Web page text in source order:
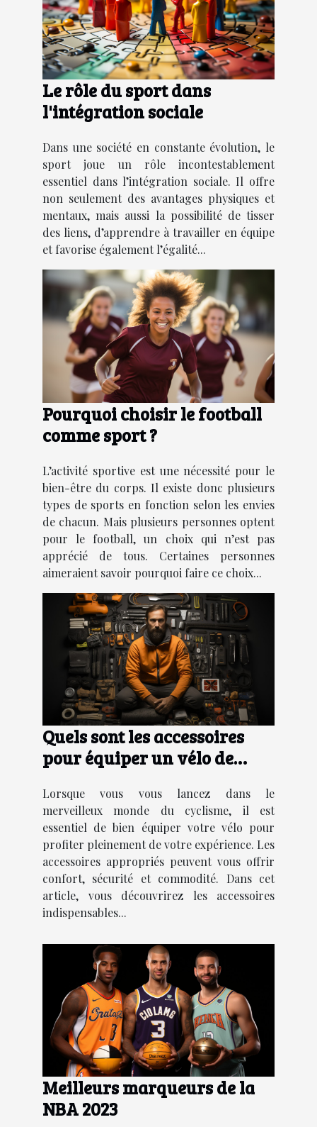
Le rôle du sport dans
l'intégration sociale
Dans une société en constante évolution, le
sport joue un rôle incontestablement
essentiel dans l’intégration sociale. Il offre
non seulement des avantages physiques et
mentaux, mais aussi la possibilité de tisser
des liens, d’apprendre à travailler en équipe
et favorise également l’égalité...
Pourquoi choisir le football
comme sport ?
L’activité sportive est une nécessité pour le
bien-être du corps. Il existe donc plusieurs
types de sports en fonction selon les envies
de chacun. Mais plusieurs personnes optent
pour le football, un choix qui n’est pas
apprécié de tous. Certaines personnes
aimeraient savoir pourquoi faire ce choix...
Quels sont les accessoires
pour équiper un vélo de
Lorsque vous vous lancez dans le
merveilleux monde du cyclisme, il est
essentiel de bien équiper votre vélo pour
profiter pleinement de votre expérience. Les
accessoires appropriés peuvent vous offrir
confort, sécurité et commodité. Dans cet
article, vous découvrirez les accessoires
indispensables...
Meilleurs marqueurs de la
NBA 2023